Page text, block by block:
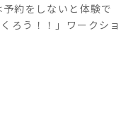
約をしないと体験で
ろう！！」ワークショ